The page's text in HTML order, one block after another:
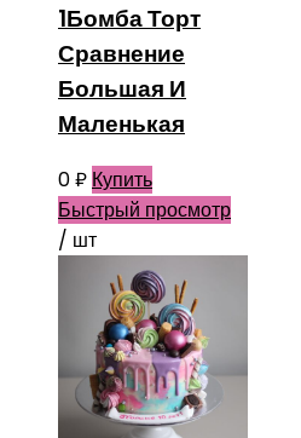
1Бомба Торт
Сравнение
Большая И
Маленькая
0₽ Купить
Быстрый просмотр
/ шт